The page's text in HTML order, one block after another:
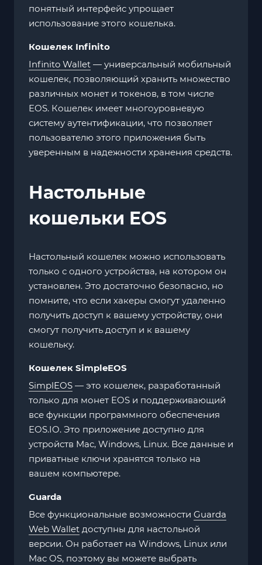
понятный интерфейс упрощает
использование этого кошелька.
Кошелек Infinito
Infinito Wallet — универсальный мобильный
кошелек, позволяющий хранить множество
различных монет и токенов, в том числе
EOS. Кошелек имеет многоуровневую
систему аутентификации, что позволяет
пользователю этого приложения быть
уверенным в надежности хранения средств.
Настольные
кошельки EOS
Настольный кошелек можно использовать
только с одного устройства, на котором он
установлен. Это достаточно безопасно, но
помните, что если хакеры смогут удаленно
получить доступ к вашему устройству, они
смогут получить доступ и к вашему
кошельку.
Кошелек SimpleEOS
SimplEOS — это кошелек, разработанный
только для монет EOS и поддерживающий
все функции программного обеспечения
EOS.IO. Это приложение доступно для
устройств Mac, Windows, Linux. Все данные и
приватные ключи хранятся только на
вашем компьютере.
Guarda
Все функциональные возможности Guarda
Web Wallet доступны для настольной
версии. Он работает на Windows, Linux или
Mac OS, поэтому вы можете выбрать